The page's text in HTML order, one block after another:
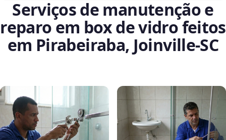
Serviços de manutenção e
reparo em box de vidro feitos
em Pirabeiraba, Joinville‑SC